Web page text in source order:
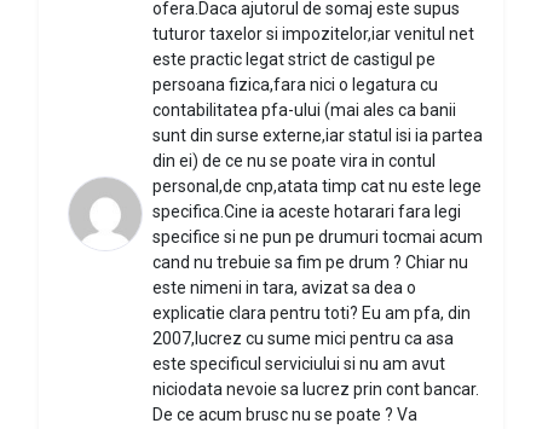
ofera.Daca ajutorul de somaj este supus
tuturor taxelor si impozitelor,iar venitul net
este practic legat strict de castigul pe
persoana fizica,fara nici o legatura cu
contabilitatea pfa-ului (mai ales ca banii
sunt din surse externe,iar statul isi ia partea
din ei) de ce nu se poate vira in contul
personal,de cnp,atata timp cat nu este lege
specifica.Cine ia aceste hotarari fara legi
specifice si ne pun pe drumuri tocmai acum
cand nu trebuie sa fim pe drum ? Chiar nu
este nimeni in tara, avizat sa dea o
explicatie clara pentru toti? Eu am pfa, din
2007,lucrez cu sume mici pentru ca asa
este specificul serviciului si nu am avut
niciodata nevoie sa lucrez prin cont bancar.
De ce acum brusc nu se poate ? Va